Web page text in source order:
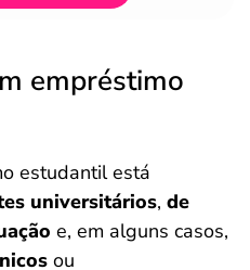
empréstimo
estudantil está
universitários, de
e, em alguns casos,
ou